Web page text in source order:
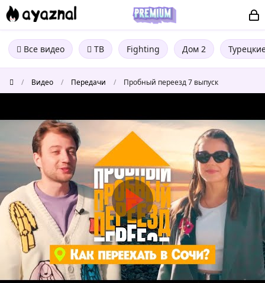
Все видео ТВ Fighting Дом 2
/ Видео / Передачи / Пробный переезд 7 выпуск
переезд
7
выпуск